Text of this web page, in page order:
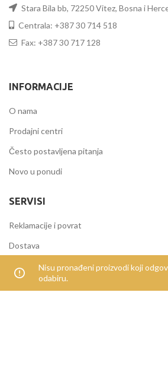
Nisu pronađeni proizvodi koji
odabiru.
Stara Bila bb, 72250 Vitez, Bosna i
Centrala: +387 30 714 518
Fax: +387 30 717 128
INFORMACIJE
O nama
Prodajni centri
Često postavljena pitanja
Novo u ponudi
SERVISI
Reklamacije i povrat
Dostava
Načini plaćanja